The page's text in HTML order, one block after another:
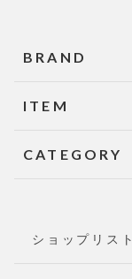
BRAND
ITEM
CATEGORY
ショップリスト